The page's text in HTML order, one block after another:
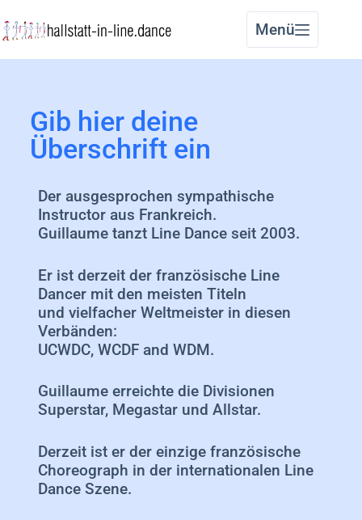
Menü
Gib hier deine
Überschrift ein
Der ausgesprochen sympathische
Instructor aus Frankreich.
Guillaume tanzt Line Dance seit 2003.
Er ist derzeit der französische Line
Dancer mit den meisten Titeln
und vielfacher Weltmeister in diesen
Verbänden:
UCWDC, WCDF and WDM.
Guillaume erreichte die Divisionen
Superstar, Megastar und Allstar.
Derzeit ist er der einzige französische
Choreograph in der internationalen Line
Dance Szene.